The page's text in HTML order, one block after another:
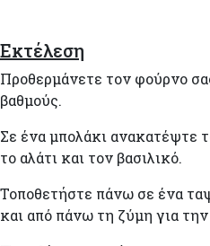
Εκτέλεση
Προθερμάνετε τον φούρνο
βαθμούς.
Σε ένα μπολάκι ανακατέψτε
το αλάτι και τον βασιλικό.
Τοποθετήστε πάνω σε ένα
και από πάνω τη ζύμη για την